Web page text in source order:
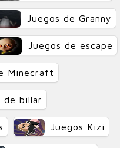
Juegos de Granny
Juegos de escape
Minecraft
de billar
Juegos Kizi